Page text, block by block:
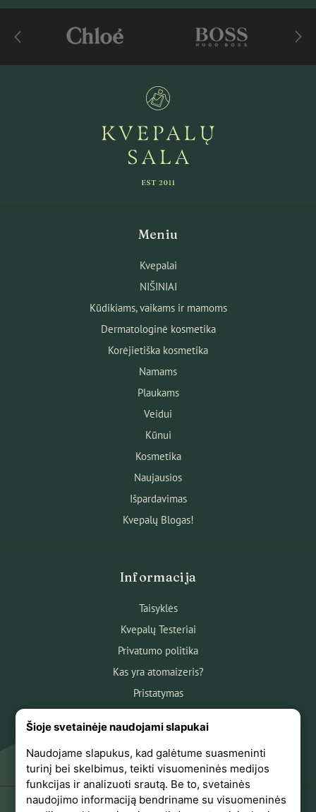
Meniu
Kvepalai
NIŠINIAI
Kūdikiams, vaikams ir mamoms
Dermatologinė kosmetika
Korėjietiška kosmetika
Namams
Plaukams
Veidui
Kūnui
Kosmetika
Naujausios
Išpardavimas
Kvepalų Blogas!
Informacija
Taisyklės
Kvepalų Testeriai
Privatumo politika
Kas yra atomaizeris?
Pristatymas
Apie mus
Atsiliepimai
Šioje svetainėje naudojami slapukai
Naudojame slapukus, kad galėtume suasmeninti
turinį bei skelbimus, teikti visuomeninės medijos
funkcijas ir analizuoti srautą. Be to, svetainės
naudojimo informaciją bendriname su visuomeninės